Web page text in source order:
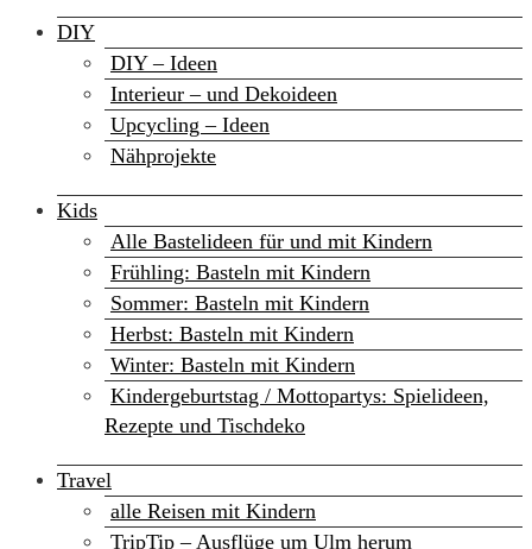
DIY
DIY – Ideen
Interieur – und Dekoideen
Upcycling – Ideen
Nähprojekte
Kids
Alle Bastelideen für und mit Kindern
Frühling: Basteln mit Kindern
Sommer: Basteln mit Kindern
Herbst: Basteln mit Kindern
Winter: Basteln mit Kindern
Kindergeburtstag / Mottopartys: Spielideen,
Rezepte und Tischdeko
Travel
alle Reisen mit Kindern
TripTip – Ausflüge um Ulm herum